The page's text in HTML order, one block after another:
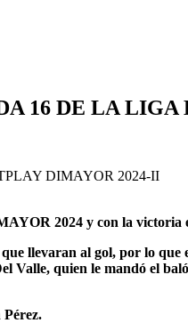
16 DE LA
2024 y con la victoria
llevaran al gol, por lo
Valle, quien le mandó el